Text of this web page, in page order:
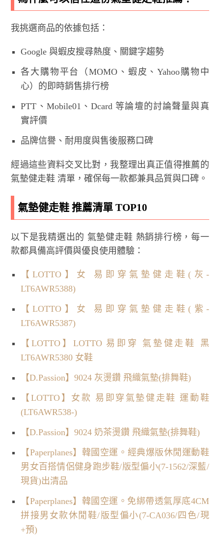
我挑選商品的依據包括：
Google 與蝦皮搜尋熱度、關鍵字趨勢
各大購物平台（MOMO、蝦皮、Yahoo購物中
心）的即時銷售排行榜
PTT、Mobile01、Dcard 等論壇的討論聲量與真
實評價
品牌信譽、耐用度與售後服務口碑
經過這些資料交叉比對，我整理出真正值得推薦的
氣墊健走鞋 清單，確保每一款都兼具品質與口碑。
氣墊健走鞋 推薦清單 TOP10
以下是我精選出的 氣墊健走鞋 熱銷排行榜，每一
款都具備高評價與優良使用體驗：
【LOTTO】女 易即穿氣墊健走鞋(灰-
LT6AWR5388)
【LOTTO】女 易即穿氣墊健走鞋(紫-
LT6AWR5387)
【LOTTO】LOTTO 易即穿 氣墊健走鞋 黑
LT6AWR5380 女鞋
【D.Passion】9024 灰燙鑽 飛織氣墊(排舞鞋)
【LOTTO】女款 易即穿氣墊健走鞋 運動鞋
(LT6AWR538-)
【D.Passion】9024 奶茶燙鑽 飛織氣墊(排舞鞋)
【Paperplanes】韓國空運。經典爆版休閒運動鞋
男女百搭情侶健身跑步鞋/版型偏小(7-1562/深藍/
現貨)出清品
【Paperplanes】韓國空運。免綁帶透氣厚底4CM
拼接男女款休閒鞋/版型偏小(7-CA036/四色/現
+預)